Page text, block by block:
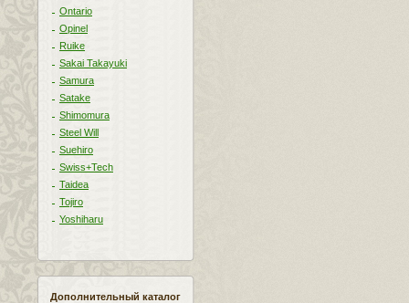
Ontario
Opinel
Ruike
Sakai Takayuki
Samura
Satake
Shimomura
Steel Will
Suehiro
Swiss+Tech
Taidea
Tojiro
Yoshiharu
Дополнительный каталог